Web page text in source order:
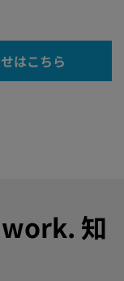
はこちら
知